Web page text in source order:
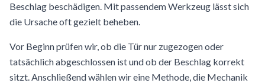
Beschlag beschädigen. Mit passendem Werkzeug lässt sich
die Ursache oft gezielt beheben.
Vor Beginn prüfen wir, ob die Tür nur zugezogen oder
tatsächlich abgeschlossen ist und ob der Beschlag korrekt
sitzt. Anschließend wählen wir eine Methode, die Mechanik